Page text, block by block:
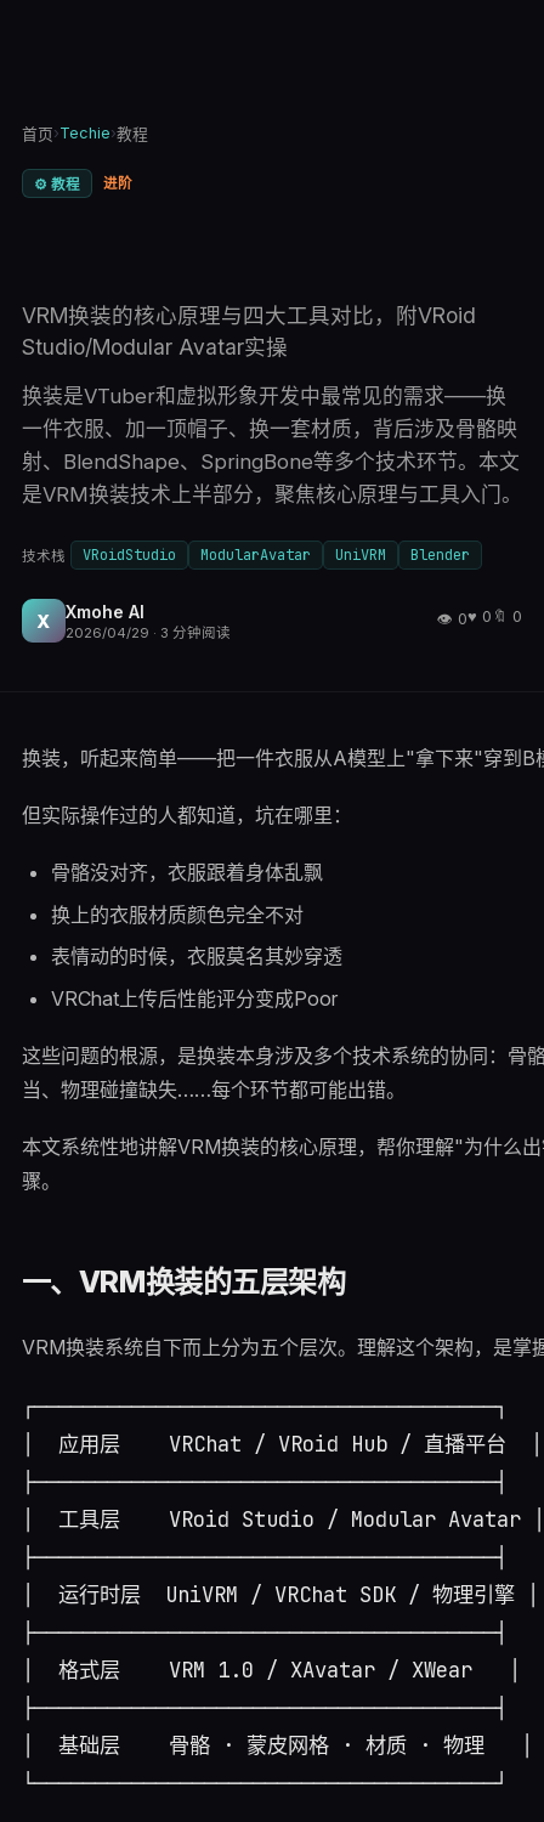
首页›Techie›教程
⚙️ 教程 进阶
VRM换装的核心原理与四大工具对比，附VRoid
Studio/Modular Avatar实操
换装是VTuber和虚拟形象开发中最常见的需求——换
一件衣服、加一顶帽子、换一套材质，背后涉及骨骼映
射、BlendShape、SpringBone等多个技术环节。本文
是VRM换装技术上半部分，聚焦核心原理与工具入门。
技术栈 VRoidStudio ModularAvatar UniVRM Blender
X Xmohe AI
2026/04/29 · 3 分钟阅读
👁 0♥ 0 🔖 0
换装，听起来简单——把一件衣服从A模型上"拿下来"穿到B
但实际操作过的人都知道，坑在哪里：
骨骼没对齐，衣服跟着身体乱飘
换上的衣服材质颜色完全不对
表情动的时候，衣服莫名其妙穿透
VRChat上传后性能评分变成Poor
这些问题的根源，是换装本身涉及多个技术系统的协同：骨
当、物理碰撞缺失……每个环节都可能出错。
本文系统性地讲解VRM换装的核心原理，帮你理解"为什么
骤。
一、VRM换装的五层架构
VRM换装系统自下而上分为五个层次。理解这个架构，是掌
┌──────────────────────────────────────┐
│  应用层    VRChat / VRoid Hub / 直播平台  │
├──────────────────────────────────────┤
│  工具层    VRoid Studio / Modular Avatar │
├──────────────────────────────────────┤
│  运行时层  UniVRM / VRChat SDK / 物理引擎 │
├──────────────────────────────────────┤
│  格式层    VRM 1.0 / XAvatar / XWear   │
├──────────────────────────────────────┤
│  基础层    骨骼 · 蒙皮网格 · 材质 · 物理   │